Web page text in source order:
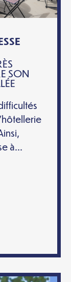
SON
à...